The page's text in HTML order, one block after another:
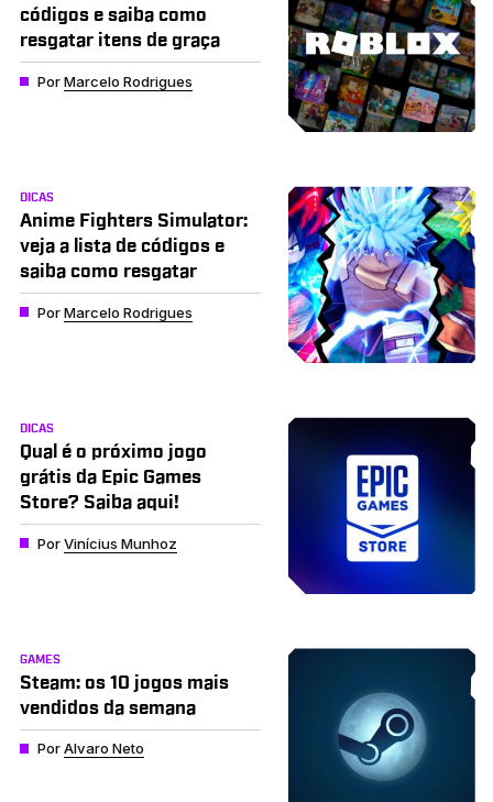
códigos e saiba como
resgatar itens de graça
PorMarcelo Rodrigues
DICAS
Anime Fighters Simulator:
veja a lista de códigos e
saiba como resgatar
PorMarcelo Rodrigues
DICAS
Qual é o próximo jogo
grátis da Epic Games
Store? Saiba aqui!
PorVinícius Munhoz
GAMES
Steam: os 10 jogos mais
vendidos da semana
PorAlvaro Neto